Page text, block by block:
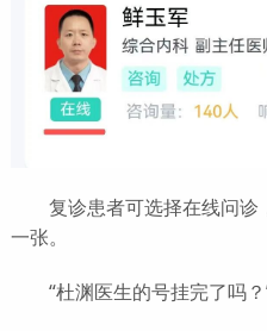
复诊患者可选择在线问诊
一张。
“杜渊医生的号挂完了吗？